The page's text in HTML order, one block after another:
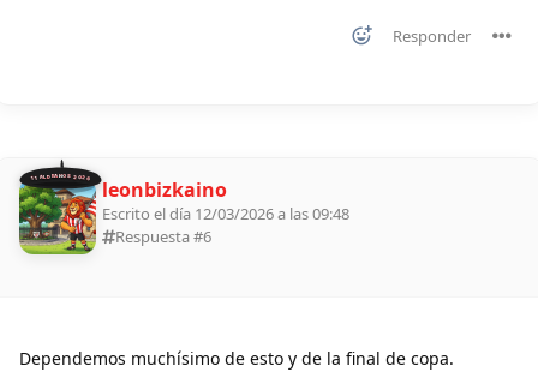
Responder
11 ALDEANOS 2026 leonbizkaino
Escrito el día 12/03/2026 a las 09:48
Respuesta #6
Dependemos muchísimo de esto y de la final de copa.